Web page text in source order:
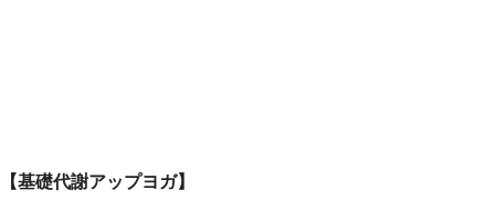
【基礎代謝アップヨガ】